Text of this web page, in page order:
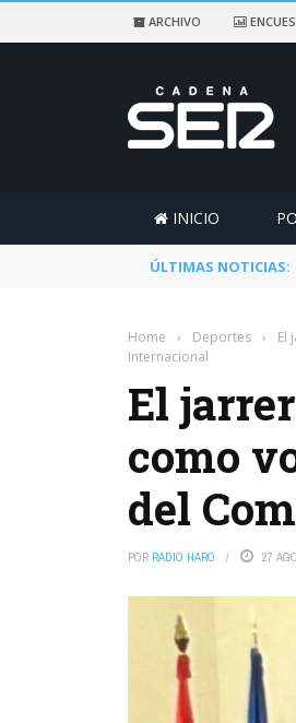
ARCHIVO
INICIO
ÚLTIMAS NOTICIAS:
Home › Deportes ›
El
Internacional
El
como
del
POR RADIO HARO 27